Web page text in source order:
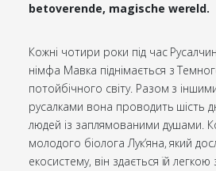
betoverende, magische wereld.
Кожні чотири роки під час
німфа Мавка піднімається з
потойбічного світу. Разом з
русалками вона проводить шість
людей із заплямованими душами.
молодого біолога Лук’яна, який
екосистему, він здається їй